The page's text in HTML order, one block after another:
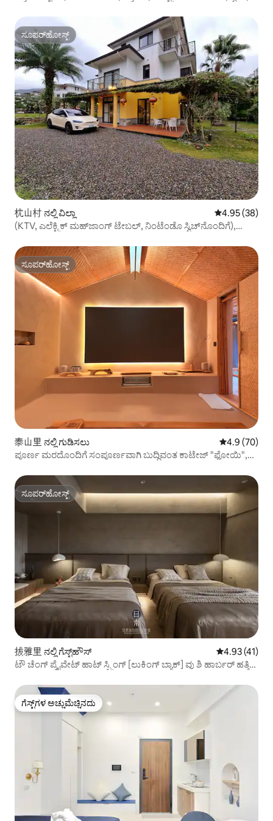
ಸೂಪರ್‌ಹೋಸ್ಟ್
ಸೂಪರ್‌ಹೋಸ್ಟ್
枕山村 ನಲ್ಲಿ ವಿಲ್ಲಾ 5 ರಲ್ಲಿ 4.95
4.95 (38)
(KTV, ಎಲೆಕ್ಟ್ರಿಕ್ ಮಹ್‌ಜಾಂಗ್ ಟೇಬಲ್, ನಿಂಟೆಂಡೊ ಸ್ವಿಚ್‌ನೊಂದಿಗೆ),
ಸೂಪರ್‌ಹೋಸ್ಟ್
ಸೂಪರ್‌ಹೋಸ್ಟ್
泰山里 ನಲ್ಲಿ ಗುಡಿಸಲು 5 ರಲ್ಲಿ 4.9
4.9 (70)
ಪೂರ್ಣ ಮರದೊಂದಿಗೆ ಸಂಪೂರ್ಣವಾಗಿ ಬುದ್ಧಿವಂತ ಕಾಟೇಜ್ "ಫೋಯಿ",
ಮತ್ತು ಮಲಗುವ ಟೋಫು ಹಾಸಿಗೆ
ಸೂಪರ್‌ಹೋಸ್ಟ್
ಸೂಪರ್‌ಹೋಸ್ಟ್
拔雅里 ನಲ್ಲಿ ಗೆಸ್ಟ್‌ಹೌಸ್ 5 ರಲ್ಲಿ 4.93
4.93 (41)
ಟೌ ಚೆಂಗ್ ಪ್ರೈವೇಟ್ ಹಾಟ್ ಸ್ಪ್ರಿಂಗ್ [ಲುಕಿಂಗ್ ಬ್ಯಾಕ್] ವು ಶಿ ಹಾರ್ಬರ್ ಹತ್ತಿರ,
ಗೆಸ್ಟ್‌ಗಳ ಅಚ್ಚುಮೆಚ್ಚಿನದು
ಗೆಸ್ಟ್‌ಗಳ ಅಚ್ಚುಮೆಚ್ಚಿನದು